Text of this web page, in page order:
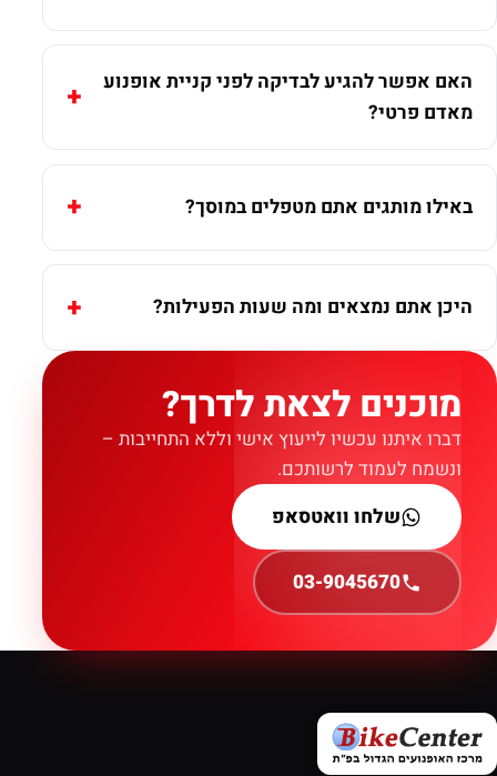
האם אפשר להגיע לבדיקה לפני קניית אופנוע
מאדם פרטי?
באילו מותגים אתם מטפלים במוסך?
היכן אתם נמצאים ומה שעות הפעילות?
מוכנים לצאת לדרך?
דברו איתנו עכשיו לייעוץ אישי וללא התחייבות –
ונשמח לעמוד לרשותכם.
שלחו וואטסאפ
03-9045670